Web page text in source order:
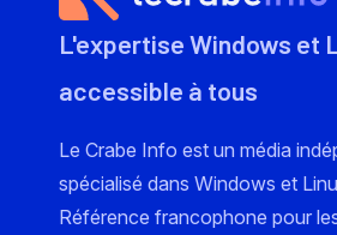
L'expertise Windows et
accessible à tous
Le Crabe Info est un média
spécialisé dans Windows et
Référence francophone pour